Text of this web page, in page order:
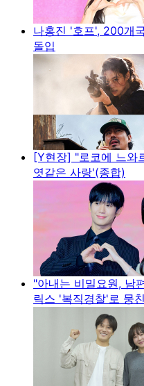
나홍진 '호프', 200개
돌입
[Y현장] "로코에 느와
엿같은 사랑'(종합)
"아내는 비밀요원, 남
릭스 '복직경찰'로 뭉